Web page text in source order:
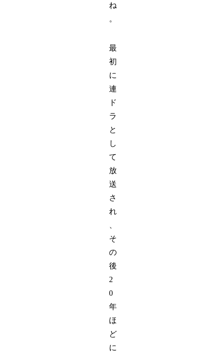
ね
。
最
初
に
連
ド
ラ
と
し
て
放
送
さ
れ
そ
の
後
2
0
年
ほ
ど
に